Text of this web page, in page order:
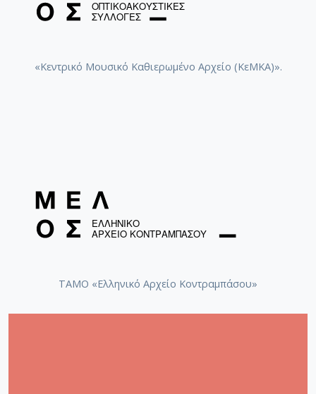
«Κεντρικό Μουσικό Καθιερωμένο Αρχείο (ΚεΜΚΑ)».
ΤΑΜΟ «Ελληνικό Αρχείο Κοντραμπάσου»